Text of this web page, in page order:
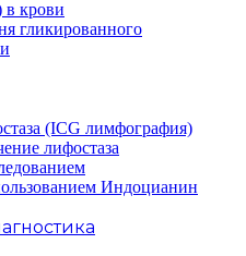
в крови
гликированного
(ICG лимфография)
лифостаза
Индоцианин